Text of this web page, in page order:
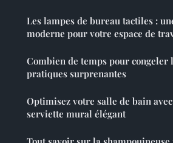
Les lampes de bureau tactiles :
moderne pour votre espace de
Combien de temps pour congeler
pratiques surprenantes
Optimisez votre salle de bain
serviette mural élégant